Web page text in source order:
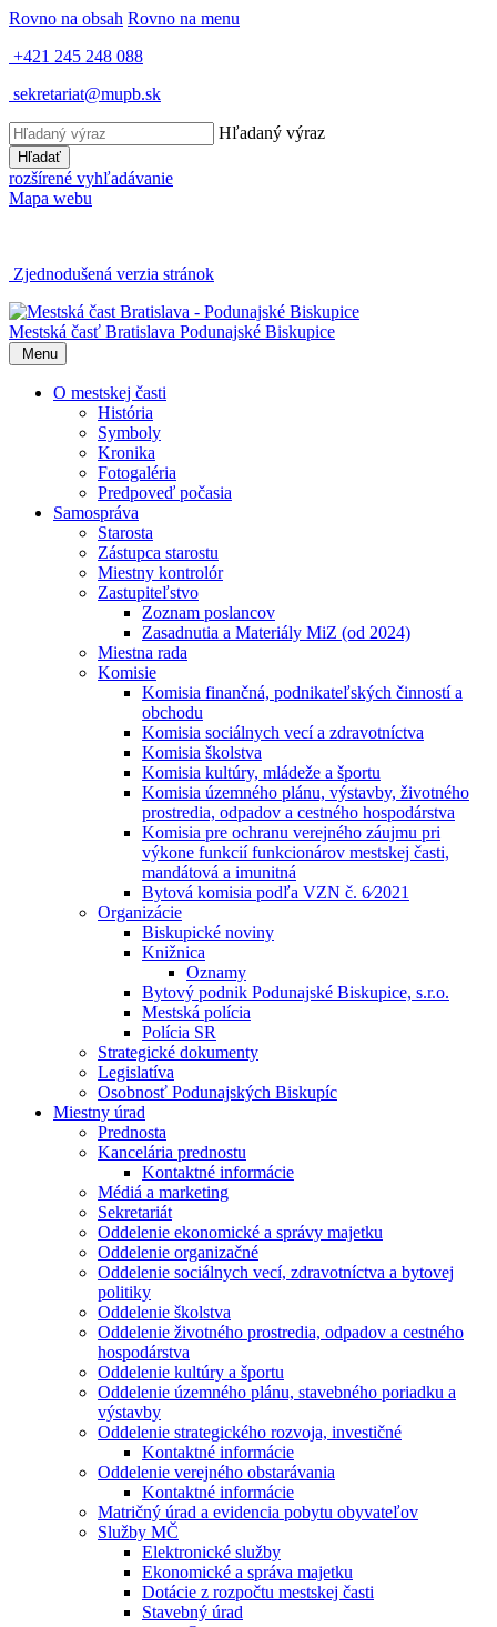
Rovno na obsah Rovno na menu
+421 245 248 088
sekretariat@mupb.sk
Hľadaný výraz
Hľadať
rozšírené vyhľadávanie
Mapa webu
Zjednodušená verzia stránok
Mestská časť Bratislava Podunajské Biskupice
Menu
O mestskej časti
História
Symboly
Kronika
Fotogaléria
Predpoveď počasia
Samospráva
Starosta
Zástupca starostu
Miestny kontrolór
Zastupiteľstvo
Zoznam poslancov
Zasadnutia a Materiály MiZ (od 2024)
Miestna rada
Komisie
Komisia finančná, podnikateľských činností a
obchodu
Komisia sociálnych vecí a zdravotníctva
Komisia školstva
Komisia kultúry, mládeže a športu
Komisia územného plánu, výstavby, životného
prostredia, odpadov a cestného hospodárstva
Komisia pre ochranu verejného záujmu pri
výkone funkcií funkcionárov mestskej časti,
mandátová a imunitná
Bytová komisia podľa VZN č. 6⁄2021
Organizácie
Biskupické noviny
Knižnica
Oznamy
Bytový podnik Podunajské Biskupice, s.r.o.
Mestská polícia
Polícia SR
Strategické dokumenty
Legislatíva
Osobnosť Podunajských Biskupíc
Miestny úrad
Prednosta
Kancelária prednostu
Kontaktné informácie
Médiá a marketing
Sekretariát
Oddelenie ekonomické a správy majetku
Oddelenie organizačné
Oddelenie sociálnych vecí, zdravotníctva a bytovej
politiky
Oddelenie školstva
Oddelenie životného prostredia, odpadov a cestného
hospodárstva
Oddelenie kultúry a športu
Oddelenie územného plánu, stavebného poriadku a
výstavby
Oddelenie strategického rozvoja, investičné
Kontaktné informácie
Oddelenie verejného obstarávania
Kontaktné informácie
Matričný úrad a evidencia pobytu obyvateľov
Služby MČ
Elektronické služby
Ekonomické a správa majetku
Dotácie z rozpočtu mestskej časti
Stavebný úrad